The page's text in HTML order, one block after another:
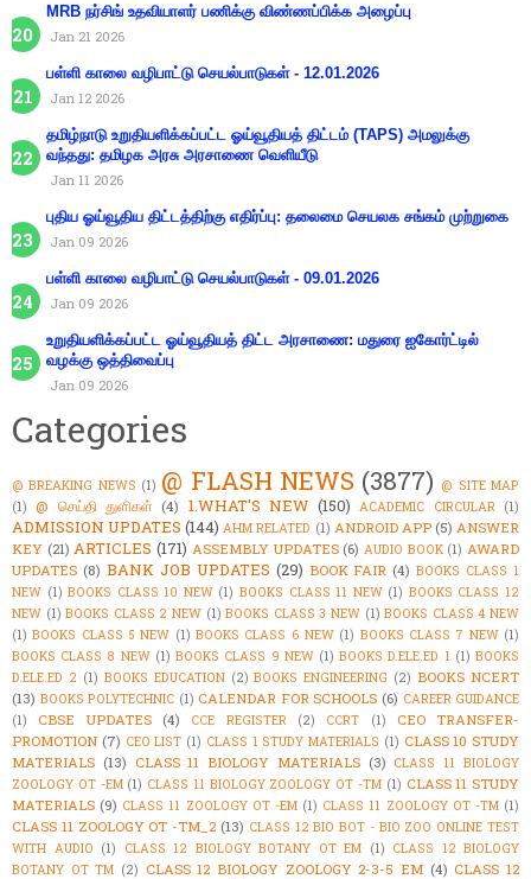
MRB நர்சிங் உதவியாளர் பணிக்கு விண்ணப்பிக்க அழைப்பு
Jan 21 2026
பள்ளி காலை வழிபாட்டு செயல்பாடுகள் - 12.01.2026
Jan 12 2026
தமிழ்நாடு உறுதியளிக்கப்பட்ட ஓய்வூதியத் திட்டம் (TAPS) அமலுக்கு
வந்தது: தமிழக அரசு அரசாணை வெளியீடு
Jan 11 2026
புதிய ஓய்வூதிய திட்டத்திற்கு எதிர்ப்பு: தலைமை செயலக சங்கம் முற்றுகை
Jan 09 2026
பள்ளி காலை வழிபாட்டு செயல்பாடுகள் - 09.01.2026
Jan 09 2026
உறுதியளிக்கப்பட்ட ஓய்வூதியத் திட்ட அரசாணை: மதுரை ஐகோர்ட்டில்
வழக்கு ஒத்திவைப்பு
Jan 09 2026
Categories
@ BREAKING NEWS (1) @ FLASH NEWS (3877) @ SITE MAP
(1) @ செய்தி துளிகள் (4) 1.WHAT'S NEW (150) ACADEMIC CIRCULAR (1)
ADMISSION UPDATES (144) AHM RELATED (1) ANDROID APP (5) ANSWER
KEY (21) ARTICLES (171) ASSEMBLY UPDATES (6) AUDIO BOOK (1) AWARD
UPDATES (8) BANK JOB UPDATES (29) BOOK FAIR (4) BOOKS CLASS 1
NEW (1) BOOKS CLASS 10 NEW (1) BOOKS CLASS 11 NEW (1) BOOKS CLASS 12
NEW (1) BOOKS CLASS 2 NEW (1) BOOKS CLASS 3 NEW (1) BOOKS CLASS 4 NEW
(1) BOOKS CLASS 5 NEW (1) BOOKS CLASS 6 NEW (1) BOOKS CLASS 7 NEW (1)
BOOKS CLASS 8 NEW (1) BOOKS CLASS 9 NEW (1) BOOKS D.ELE.ED 1 (1) BOOKS
D.ELE.ED 2 (1) BOOKS EDUCATION (2) BOOKS ENGINEERING (2) BOOKS NCERT
(13) BOOKS POLYTECHNIC (1) CALENDAR FOR SCHOOLS (6) CAREER GUIDANCE
(1)
CBSE UPDATES (4) CCE REGISTER (2) CCRT (1)
CEO TRANSFER-
PROMOTION (7) CEO LIST (1) CLASS 1 STUDY MATERIALS (1) CLASS 10 STUDY
MATERIALS (13) CLASS 11 BIOLOGY MATERIALS (3) CLASS 11 BIOLOGY
ZOOLOGY OT -EM (1) CLASS 11 BIOLOGY ZOOLOGY OT -TM (1) CLASS 11 STUDY
MATERIALS (9) CLASS 11 ZOOLOGY OT -EM (1) CLASS 11 ZOOLOGY OT -TM (1)
CLASS 11 ZOOLOGY OT -TM_2 (13) CLASS 12 BIO BOT - BIO ZOO ONLINE TEST
WITH AUDIO (1) CLASS 12 BIOLOGY BOTANY OT EM (1) CLASS 12 BIOLOGY
BOTANY OT TM (2) CLASS 12 BIOLOGY ZOOLOGY 2-3-5 EM (4) CLASS 12